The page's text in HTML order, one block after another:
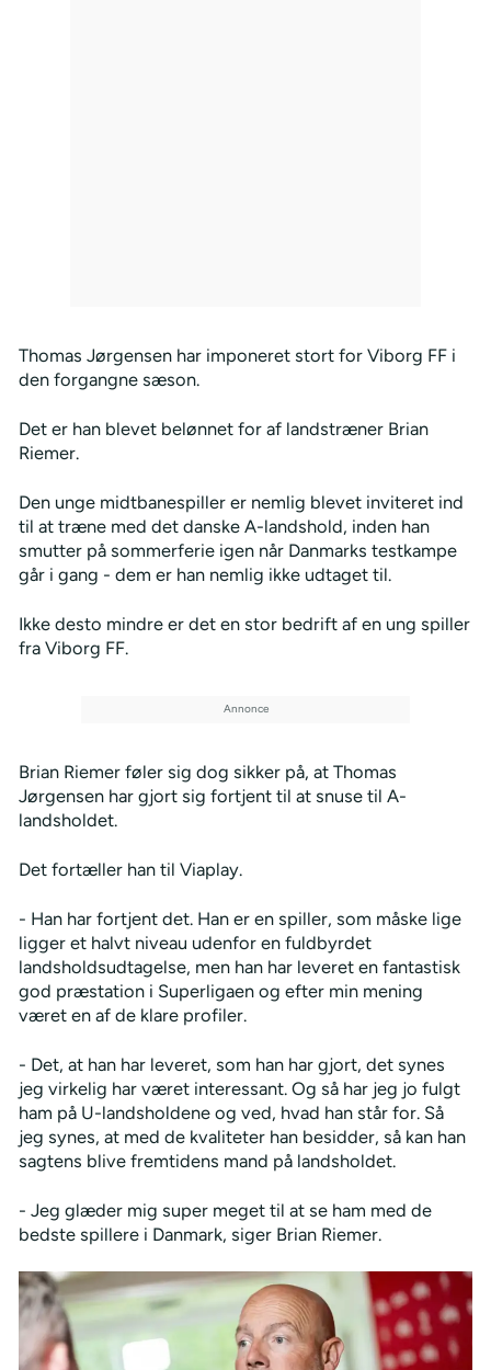
Thomas Jørgensen har imponeret stort for Viborg FF i
den forgangne sæson.
Det er han blevet belønnet for af landstræner Brian
Riemer.
Den unge midtbanespiller er nemlig blevet inviteret ind
til at træne med det danske A-landshold, inden han
smutter på sommerferie igen når Danmarks testkampe
går i gang - dem er han nemlig ikke udtaget til.
Ikke desto mindre er det en stor bedrift af en ung spiller
fra Viborg FF.
Brian Riemer føler sig dog sikker på, at Thomas
Jørgensen har gjort sig fortjent til at snuse til A-
landsholdet.
Det fortæller han til Viaplay.
- Han har fortjent det. Han er en spiller, som måske lige
ligger et halvt niveau udenfor en fuldbyrdet
landsholdsudtagelse, men han har leveret en fantastisk
god præstation i Superligaen og efter min mening
været en af de klare profiler.
- Det, at han har leveret, som han har gjort, det synes
jeg virkelig har været interessant. Og så har jeg jo fulgt
ham på U-landsholdene og ved, hvad han står for. Så
jeg synes, at med de kvaliteter han besidder, så kan han
sagtens blive fremtidens mand på landsholdet.
- Jeg glæder mig super meget til at se ham med de
bedste spillere i Danmark, siger Brian Riemer.